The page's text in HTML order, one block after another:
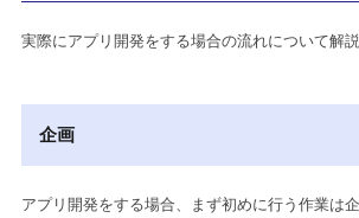
実際にアプリ開発をする場合の流れについて解説
企画
アプリ開発をする場合、まず初めに行う作業は企